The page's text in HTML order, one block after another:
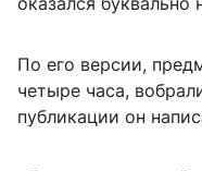
По его версии,
четыре часа,
публикации он